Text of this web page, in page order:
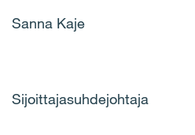
Sanna Kaje
Sijoittajasuhdejohtaja